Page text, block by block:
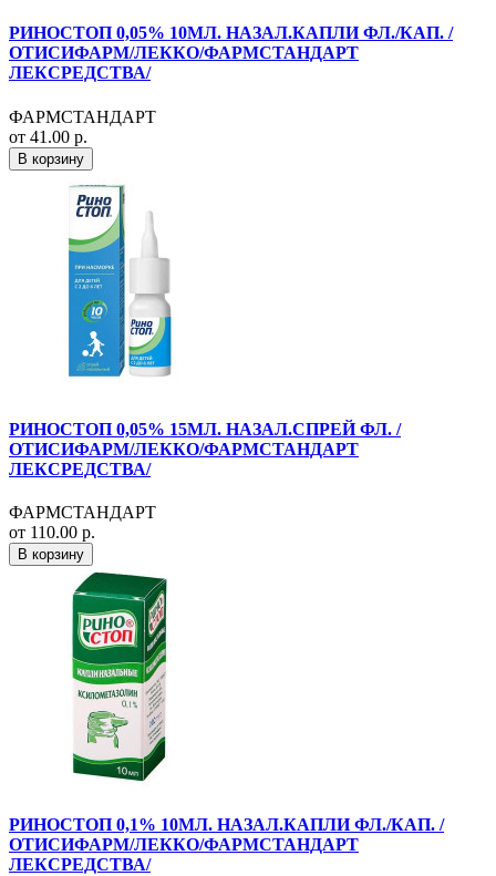
РИНОСТОП 0,05% 10МЛ. НАЗАЛ.КАПЛИ ФЛ./КАП. /
ОТИСИФАРМ/ЛЕККО/ФАРМСТАНДАРТ
ЛЕКСРЕДСТВА/
ФАРМСТАНДАРТ
от 41.00 р.
В корзину
РИНОСТОП 0,05% 15МЛ. НАЗАЛ.СПРЕЙ ФЛ. /
ОТИСИФАРМ/ЛЕККО/ФАРМСТАНДАРТ
ЛЕКСРЕДСТВА/
ФАРМСТАНДАРТ
от 110.00 р.
В корзину
РИНОСТОП 0,1% 10МЛ. НАЗАЛ.КАПЛИ ФЛ./КАП. /
ОТИСИФАРМ/ЛЕККО/ФАРМСТАНДАРТ
ЛЕКСРЕДСТВА/